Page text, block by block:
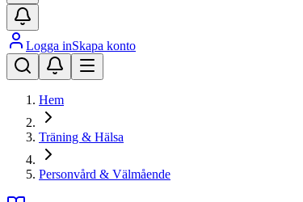
Logga inSkapa konto
Hem
Träning & Hälsa
Personvård & Välmående